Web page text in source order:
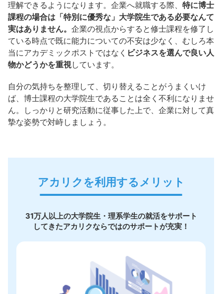
理解できるようになります。企業へ就職する際、 特に博士
課程の場合は「特別に優秀な」大学院生である必要なんて
実はありません。 企業の視点からすると修士課程を修了し
ている時点で既に能力についての不安は少なく、むしろ本
当にアカデミックポストではなく ビジネスを選んで良い人
物かどうかを重視しています。
自分の気持ちを整理して、切り替えることがうまくいけ
ば、博士課程の大学院生であることは全く不利になりませ
ん。しっかりと研究活動に従事した上で、企業に対して真
摯な姿勢で対峙しましょう。
アカリクを利用するメリット
31万人以上の大学院生・理系学生の就活をサポート
してきたアカリクならではのサポートが充実！